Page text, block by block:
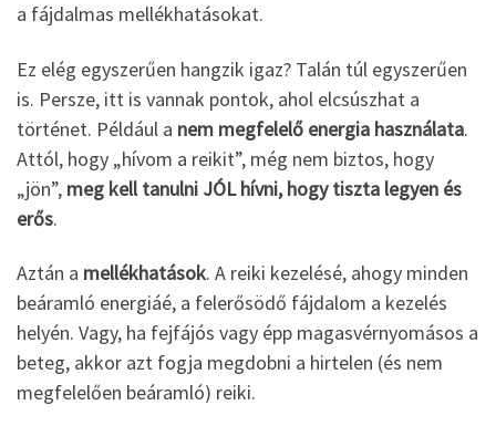
a fájdalmas mellékhatásokat.
Ez elég egyszerűen hangzik igaz? Talán túl egyszerűen
is. Persze, itt is vannak pontok, ahol elcsúszhat a
történet. Például a nem megfelelő energia használata.
Attól, hogy „hívom a reikit”, még nem biztos, hogy
„jön”, meg kell tanulni JÓL hívni, hogy tiszta legyen és
erős.
Aztán a mellékhatások. A reiki kezelésé, ahogy minden
beáramló energiáé, a felerősödő fájdalom a kezelés
helyén. Vagy, ha fejfájós vagy épp magasvérnyomásos a
beteg, akkor azt fogja megdobni a hirtelen (és nem
megfelelően beáramló) reiki.